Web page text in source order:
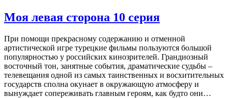
Моя левая сторона 10 серия
При помощи прекрасному содержанию и отменной
артистической игре турецкие фильмы пользуются большой
популярностью у российских кинозрителей. Грандиозный
восточный тон, занятные события, драматические судьбы –
телевещания одной из самых таинственных и восхитительных
государств сполна окунает в окружающую атмосферу и
вынуждает сопереживать главным героям, как будто они…